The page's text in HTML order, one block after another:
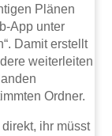
Plänen
App unter
Damit erstellt
weiterleiten
Ordner.
ihr müsst